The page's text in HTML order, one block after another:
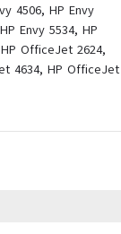
4506, HP Envy
Envy 5534, HP
OfficeJet 2624,
4634, HP OfficeJet